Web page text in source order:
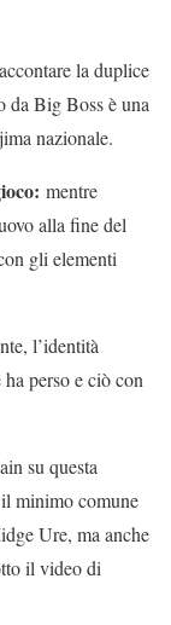
la duplice
da Big Boss è una
nazionale.
mentre
alla fine del
gli elementi
l’identità
perso e ciò con
su questa
minimo comune
Ure, ma anche
il video di